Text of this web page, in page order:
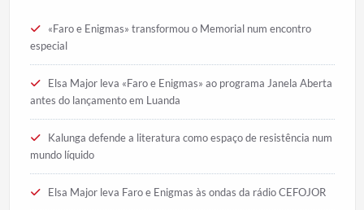
«Faro e Enigmas» transformou o Memorial num encontro
especial
Elsa Major leva «Faro e Enigmas» ao programa Janela Aberta
antes do lançamento em Luanda
Kalunga defende a literatura como espaço de resistência num
mundo líquido
Elsa Major leva Faro e Enigmas às ondas da rádio CEFOJOR